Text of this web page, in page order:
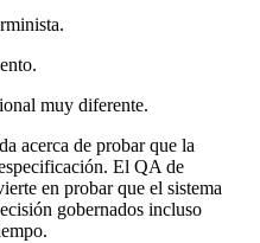
muy diferente.
acerca de probar que la
El QA de
en probar que el sistema
gobernados incluso